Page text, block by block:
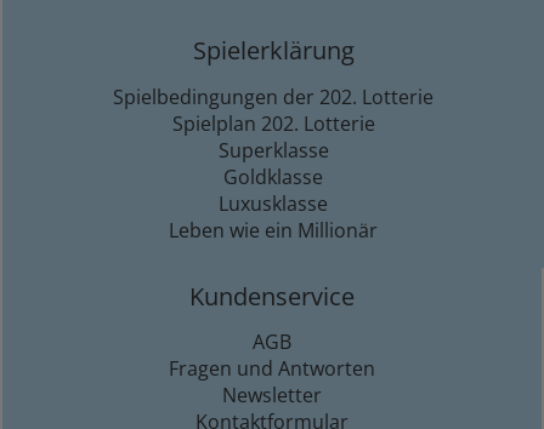
Spielerklärung
Spielbedingungen der 202. Lotterie
Spielplan 202. Lotterie
Superklasse
Goldklasse
Luxusklasse
Leben wie ein Millionär
Kundenservice
AGB
Fragen und Antworten
Newsletter
Kontaktformular